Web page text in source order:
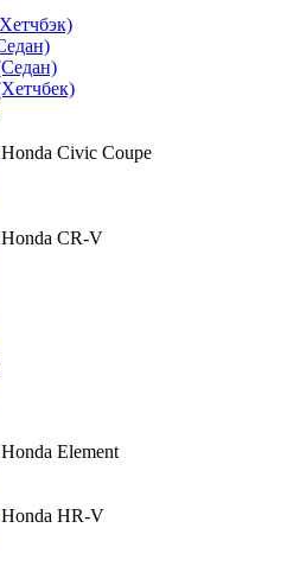
Civic Coupe
CR-V
Element
HR-V